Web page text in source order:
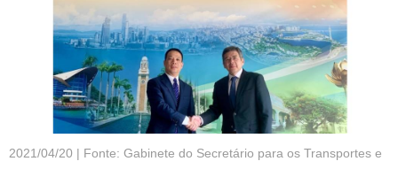
2021/04/20 | Fonte: Gabinete do Secretário para os Transportes e